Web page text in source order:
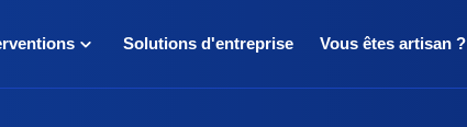
Solutions d'entreprise Vous êtes artisan ?